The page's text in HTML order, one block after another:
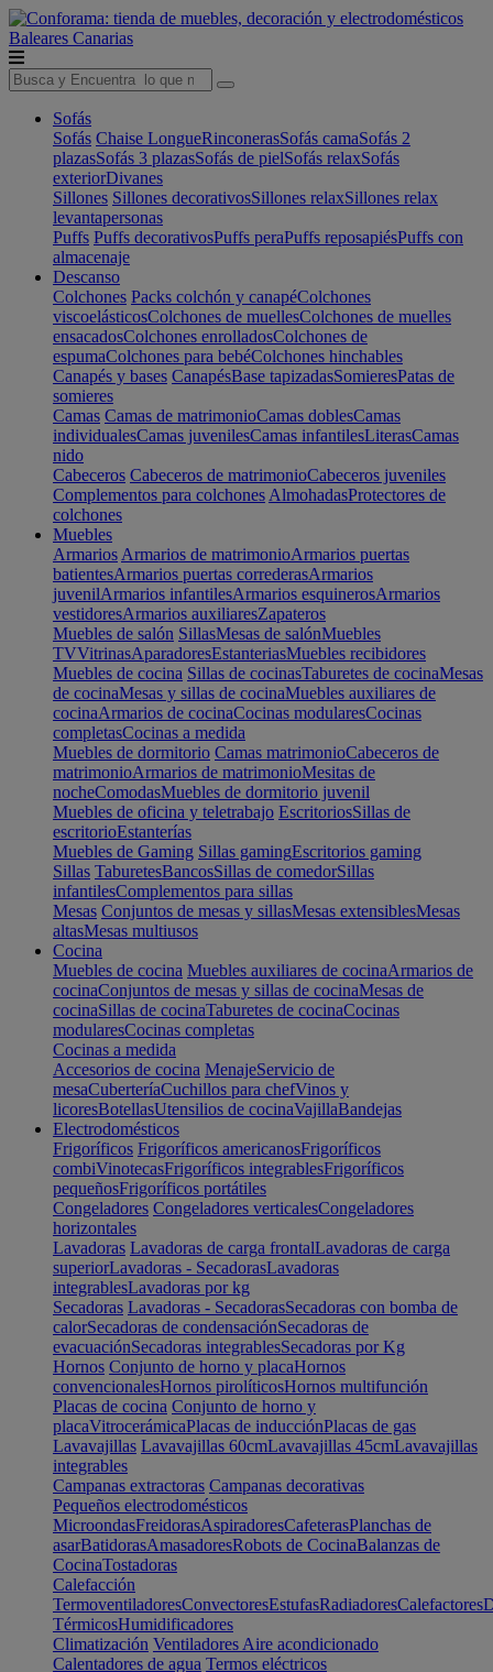
Baleares Canarias
Sofás
Sofás Chaise LongueRinconerasSofás camaSofás 2
plazasSofás 3 plazasSofás de pielSofás relaxSofás
exteriorDivanes
Sillones Sillones decorativosSillones relaxSillones relax
levantapersonas
Puffs Puffs decorativosPuffs peraPuffs reposapiésPuffs con
almacenaje
Descanso
Colchones Packs colchón y canapéColchones
viscoelásticosColchones de muellesColchones de muelles
ensacadosColchones enrolladosColchones de
espumaColchones para bebéColchones hinchables
Canapés y bases CanapésBase tapizadasSomieresPatas de
somieres
Camas Camas de matrimonioCamas doblesCamas
individualesCamas juvenilesCamas infantilesLiterasCamas
nido
Cabeceros Cabeceros de matrimonioCabeceros juveniles
Complementos para colchones AlmohadasProtectores de
colchones
Muebles
Armarios Armarios de matrimonioArmarios puertas
batientesArmarios puertas correderasArmarios
juvenilArmarios infantilesArmarios esquinerosArmarios
vestidoresArmarios auxiliaresZapateros
Muebles de salón SillasMesas de salónMuebles
TVVitrinasAparadoresEstanteriasMuebles recibidores
Muebles de cocina Sillas de cocinasTaburetes de cocinaMesas
de cocinaMesas y sillas de cocinaMuebles auxiliares de
cocinaArmarios de cocinaCocinas modularesCocinas
completasCocinas a medida
Muebles de dormitorio Camas matrimonioCabeceros de
matrimonioArmarios de matrimonioMesitas de
nocheComodasMuebles de dormitorio juvenil
Muebles de oficina y teletrabajo EscritoriosSillas de
escritorioEstanterías
Muebles de Gaming Sillas gamingEscritorios gaming
Sillas TaburetesBancosSillas de comedorSillas
infantilesComplementos para sillas
Mesas Conjuntos de mesas y sillasMesas extensiblesMesas
altasMesas multiusos
Cocina
Muebles de cocina Muebles auxiliares de cocinaArmarios de
cocinaConjuntos de mesas y sillas de cocinaMesas de
cocinaSillas de cocinaTaburetes de cocinaCocinas
modularesCocinas completas
Cocinas a medida
Accesorios de cocina MenajeServicio de
mesaCuberteríaCuchillos para chefVinos y
licoresBotellasUtensilios de cocinaVajillaBandejas
Electrodomésticos
Frigoríficos Frigoríficos americanosFrigoríficos
combiVinotecasFrigoríficos integrablesFrigoríficos
pequeñosFrigoríficos portátiles
Congeladores Congeladores verticalesCongeladores
horizontales
Lavadoras Lavadoras de carga frontalLavadoras de carga
superiorLavadoras - SecadorasLavadoras
integrablesLavadoras por kg
Secadoras Lavadoras - SecadorasSecadoras con bomba de
calorSecadoras de condensaciónSecadoras de
evacuaciónSecadoras integrablesSecadoras por Kg
Hornos Conjunto de horno y placaHornos
convencionalesHornos pirolíticosHornos multifunción
Placas de cocina Conjunto de horno y
placaVitrocerámicaPlacas de inducciónPlacas de gas
Lavavajillas Lavavajillas 60cmLavavajillas 45cmLavavajillas
integrables
Campanas extractoras Campanas decorativas
Pequeños electrodomésticos
MicroondasFreidorasAspiradoresCafeterasPlanchas de
asarBatidorasAmasadoresRobots de CocinaBalanzas de
CocinaTostadoras
Calefacción
TermoventiladoresConvectoresEstufasRadiadoresCalefactores
TérmicosHumidificadores
Climatización Ventiladores Aire acondicionado
Calentadores de agua Termos eléctricos